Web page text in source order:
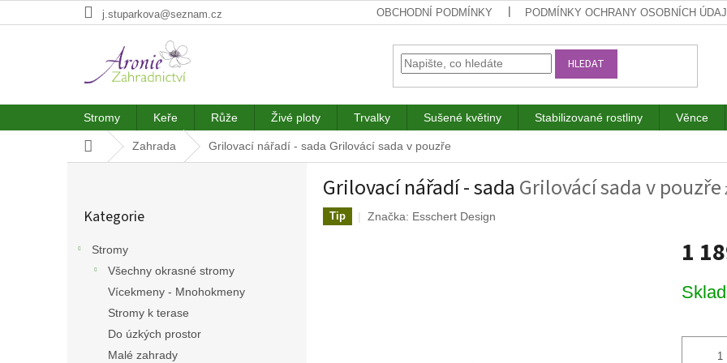
na
j.stuparkova@seznam.cz OBCHODNÍ PODMÍNKY PODMÍNKY OCHRANY OSOBNÍCH
HLEDAT
Stromy Keře Růže Živé ploty Trvalky Sušené květiny Stabilizované rostliny Věnce
Domů Zahrada Grilovací nářadí - sada Grilovácí sada v pouzře
kategorie
Kategorie
Stromy
Všechny okrasné stromy
Vícekmeny - Mnohokmeny
Stromy k terase
Do úzkých prostor
Malé zahrady
Grilovací nářadí - sada Grilovácí sada v pouzře
Tip Značka: Esschert Design
1
cena: